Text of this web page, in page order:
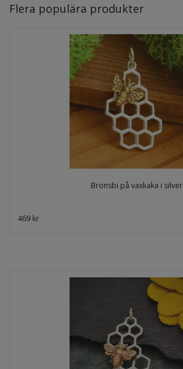
Flera populära produkter
Bronsbi på vaxkaka i silver
469 kr